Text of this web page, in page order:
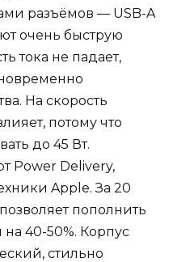
разъёмов — USB-A
очень быструю
тока не падает,
На скорость
потому что
до 45 Вт.
Power Delivery,
Apple. За 20
пополнить
40-50%. Корпус
стильно